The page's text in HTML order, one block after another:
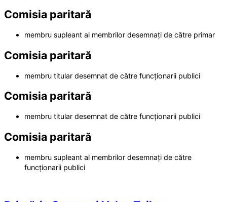
Comisia paritară
membru supleant al membrilor desemnați de către primar
Comisia paritară
membru titular desemnat de către funcționarii publici
Comisia paritară
membru titular desemnat de către funcționarii publici
Comisia paritară
membru supleant al membrilor desemnați de către
funcționarii publici